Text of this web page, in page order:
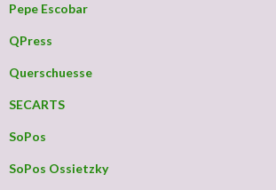
Pepe Escobar
QPress
Querschuesse
SECARTS
SoPos
SoPos Ossietzky